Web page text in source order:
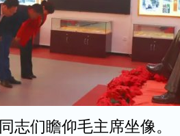
同志们瞻仰毛主席坐像。